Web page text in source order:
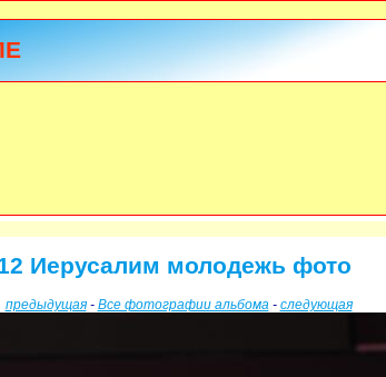
Иерусалим молодежь фото
предыдущая- Все фотографии альбома - следующая